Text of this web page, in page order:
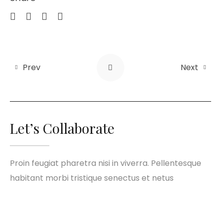
Prev Next
Let’s Collaborate
Proin feugiat pharetra nisi in viverra. Pellentesque
habitant morbi tristique senectus et netus